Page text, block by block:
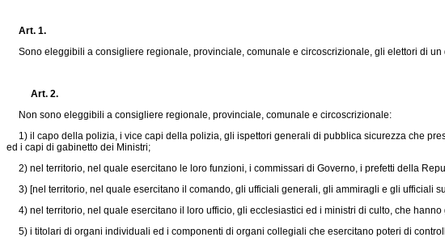
Art. 1.
Sono eleggibili a consigliere regionale, provinciale, comunale e circoscrizionale, gli elettori di
Art. 2.
Non sono eleggibili a consigliere regionale, provinciale, comunale e circoscrizionale:
1) il capo della polizia, i vice capi della polizia, gli ispettori generali di pubblica sicurezza che
ed i capi di gabinetto dei Ministri;
2) nel territorio, nel quale esercitano le loro funzioni, i commissari di Governo, i prefetti della
3) [nel territorio, nel quale esercitano il comando, gli ufficiali generali, gli ammiragli e gli ufficiali
4) nel territorio, nel quale esercitano il loro ufficio, gli ecclesiastici ed i ministri di culto, che
5) i titolari di organi individuali ed i componenti di organi collegiali che esercitano poteri di